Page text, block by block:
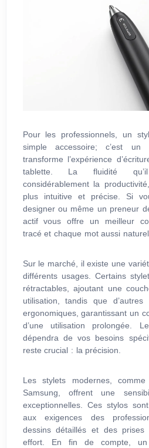
Pour les professionnels, un
simple accessoire; c’est un
transforme l’expérience
tablette. La fluidité
considérablement la
plus intuitive et précise. Si
designer ou même un preneur
actif vous offre un meilleur
tracé et chaque mot aussi
Sur le marché, il existe une
différents usages. Certains
rétractables, ajoutant une
utilisation, tandis que
ergonomiques, garantissant un
d’une utilisation prolongée.
dépendra de vos besoins
reste crucial : la précision.
Les stylets modernes,
Samsung, offrent une
exceptionnelles. Ces stylos
aux exigences des
dessins détaillés et des
effort. En fin de compte,